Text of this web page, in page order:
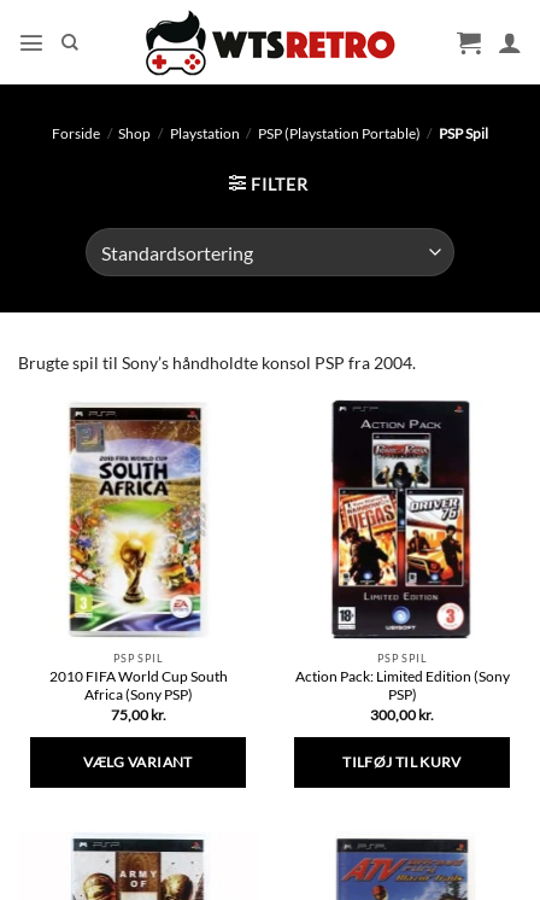
Forside / Shop / Playstation / PSP (Playstation Portable) / PSP Spil
FILTER
Brugte spil til Sony’s håndholdte konsol PSP fra 2004.
PSP SPIL
2010 FIFA World Cup South
Africa (Sony PSP)
75,00 kr.
VÆLG VARIANT
har
flere
varianter.
PSP SPIL
Action Pack: Limited Edition (Sony
PSP)
300,00 kr.
TILFØJ TIL KURV